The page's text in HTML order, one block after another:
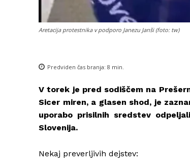
Aretacija protestnika v podporo Janezu Janši (foto: tw)
Predviden čas branja: 8 min.
V torek je pred sodiščem na
Sicer miren, a glasen shod, je
uporabo prisilnih sredstev
Slovenija.
Nekaj preverljivih dejstev: